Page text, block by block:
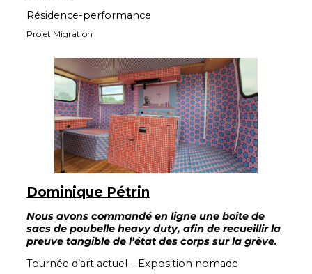
Résidence-performance
Projet Migration
Dominique Pétrin
Nous avons commandé en ligne une boîte de
sacs de poubelle heavy duty, afin de recueillir la
preuve tangible de l’état des corps sur la grève.
Tournée d’art actuel – Exposition nomade